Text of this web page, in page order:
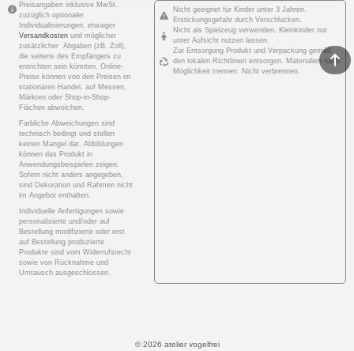
Preisangaben inklusive MwSt.
zuzüglich optionaler
Individualisierungen, etwaiger
Versandkosten und möglicher
zusätzlicher Abgaben (zB. Zoll),
die seitens des Empfängers zu
entrichten sein könnten. Online-
Preise können von den Preisen im
stationären Handel, auf Messen,
Märkten oder Shop-in-Shop-
Flächen abweichen.
Farbliche Abweichungen sind
technisch bedingt und stellen
keinen Mangel dar. Abbildungen
können das Produkt in
Anwendungsbeispielen zeigen.
Sofern nicht anders angegeben,
sind Dekoration und Rahmen nicht
im Angebot enthalten.
Individuelle Anfertigungen sowie
personalisierte und/oder auf
Bestellung modifizierte oder erst
auf Bestellung produzierte
Produkte sind vom Widerrufsrecht
sowie von Rücknahme und
Umtausch ausgeschlossen.
Nicht geeignet für Kinder unter 3 Jahren.
Erstickungsgefahr durch Verschlucken.
Nicht als Spielzeug verwenden, Kleinkinder nur
unter Aufsicht nutzen lassen.
Zur Entsorgung Produkt und Verpackung gemäß
den lokalen Richtlinien entsorgen. Materialien nach
Möglichkeit trennen. Nicht verbrennen.
© 2026 atelier vogelfrei